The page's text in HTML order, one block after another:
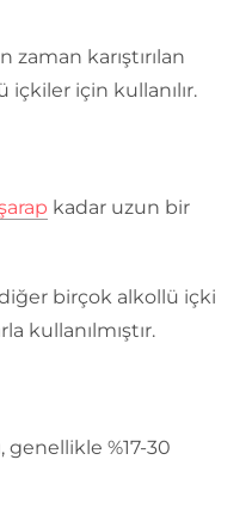
karıştırılan
için kullanılır.
kadar uzun bir
birçok alkollü içki
kullanılmıştır.
genellikle %17-30